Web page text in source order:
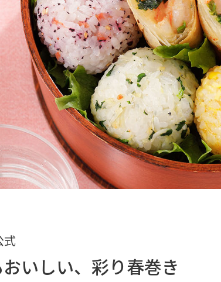
式
いしい、彩り春巻き